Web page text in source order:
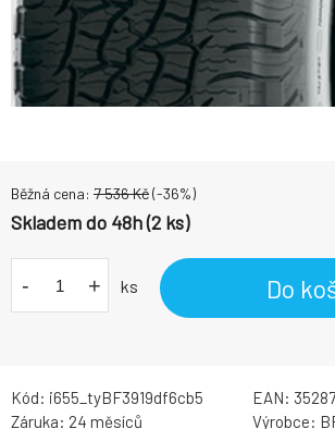
Běžná cena: 7 536Kč(-36%)
Skladem do 48h (2 ks)
- + ks Do
Kód: i655_tyBF3919df6cb5 EAN:
Záruka: 24 měsíců Výrobce: